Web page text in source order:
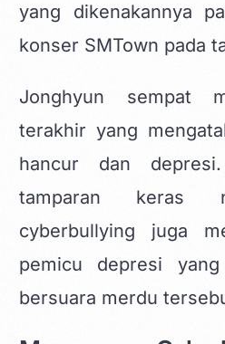
yang dikenakannya
konser SMTown pada
Jonghyun sempat
terakhir yang
hancur dan
tamparan keras
cyberbullying juga
pemicu depresi
bersuara merdu